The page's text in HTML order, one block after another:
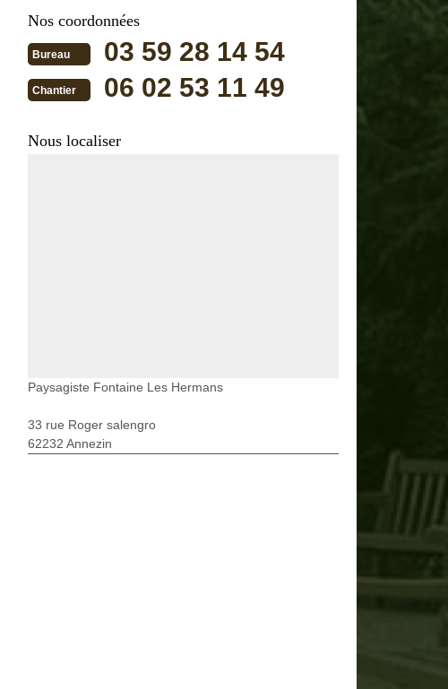
Nos coordonnées
Bureau 03 59 28 14 54
Chantier 06 02 53 11 49
Nous localiser
Paysagiste Fontaine Les Hermans
33 rue Roger salengro
62232 Annezin